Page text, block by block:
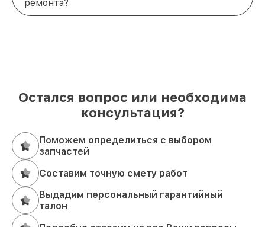
ремонта?
Остался вопрос или необходима
консультация?
Поможем определиться с выбором
запчастей
Составим точную смету работ
Выдадим персональный гарантийный
талон